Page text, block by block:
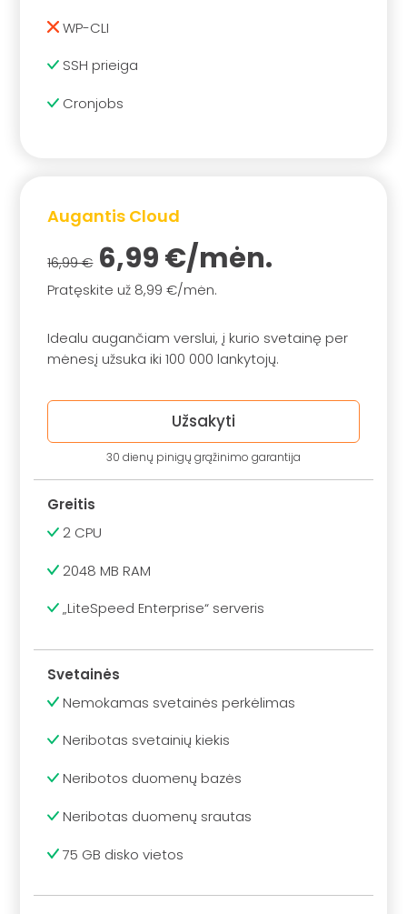
WP-CLI
SSH prieiga
Cronjobs
Augantis Cloud
16,99 €6,99 €/mėn.
Pratęskite už 8,99 €/mėn.
Idealu augančiam verslui, į kurio svetainę per
mėnesį užsuka iki 100 000 lankytojų.
Užsakyti
30 dienų pinigų grąžinimo garantija
Greitis
2 CPU
2048 MB RAM
„LiteSpeed Enterprise“ serveris
Svetainės
Nemokamas svetainės perkėlimas
Neribotas svetainių kiekis
Neribotos duomenų bazės
Neribotas duomenų srautas
75 GB disko vietos